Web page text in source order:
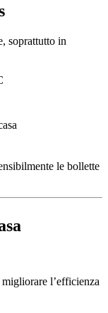
soprattutto in
le bollette
l’efficienza